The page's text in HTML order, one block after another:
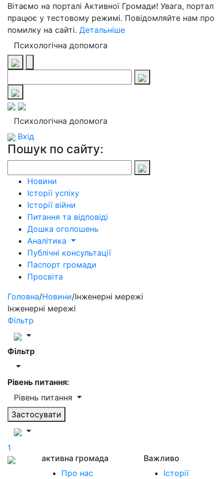
Вітаємо на порталі Активної Громади! Увага, портал
працює у тестовому режимі. Повідомляйте нам про
помилку на сайті. Детальніше
Психологічна допомога
Психологічна допомога
Вхід
Пошук по сайту:
Новини
Історії успіху
Історії війни
Питання та відповіді
Дошка оголошень
Аналітика
Публічні консультації
Паспорт громади
Просвіта
Головна/Новини/Інженерні мережі
Інженерні мережі
Фільтр
Фільтр
Рівень питання:
Рівень питання
Застосувати
1
активна громада
Про нас
Важливо
Історії